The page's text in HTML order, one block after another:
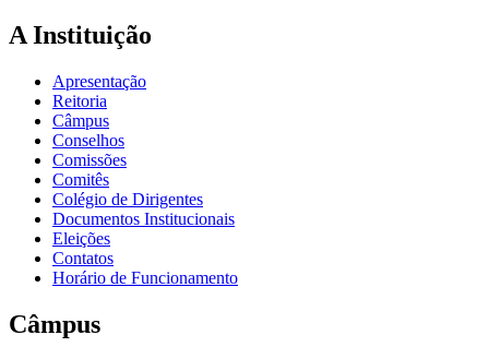
A Instituição
Apresentação
Reitoria
Câmpus
Conselhos
Comissões
Comitês
Colégio de Dirigentes
Documentos Institucionais
Eleições
Contatos
Horário de Funcionamento
Câmpus